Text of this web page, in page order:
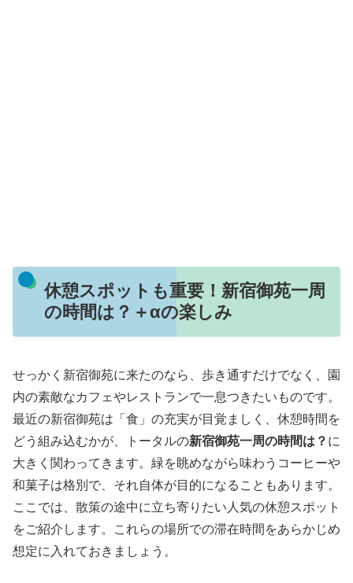
休憩スポットも重要！新宿御苑一周
の時間は？＋αの楽しみ
せっかく新宿御苑に来たのなら、歩き通すだけでなく、園
内の素敵なカフェやレストランで一息つきたいものです。
最近の新宿御苑は「食」の充実が目覚ましく、休憩時間を
どう組み込むかが、トータルの新宿御苑一周の時間は？ に
大きく関わってきます。緑を眺めながら味わうコーヒーや
和菓子は格別で、それ自体が目的になることもあります。
ここでは、散策の途中に立ち寄りたい人気の休憩スポット
をご紹介します。これらの場所での滞在時間をあらかじめ
想定に入れておきましょう。